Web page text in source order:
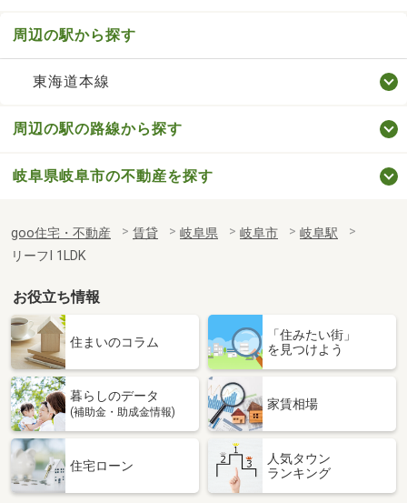
周辺の駅から探す
東海道本線
周辺の駅の路線から探す
岐阜県岐阜市の不動産を探す
goo住宅・不動産 賃貸 岐阜県 岐阜市
岐阜駅
リーフⅠ 1LDK
お役立ち情報
住まいのコラム
「住みたい街」
を見つけよう
暮らしのデータ
(補助金・助成金情報)
家賃相場
住宅ローン
人気タウン
ランキング